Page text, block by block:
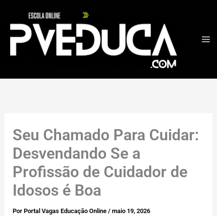
Seu Chamado Para Cuidar:
Desvendando Se a
Profissão de Cuidador de
Idosos é Boa
PorPortal Vagas Educação Online/maio 19, 2026